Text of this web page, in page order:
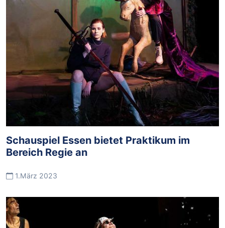
Schauspiel Essen bietet Praktikum im
Bereich Regie an
1.März 2023